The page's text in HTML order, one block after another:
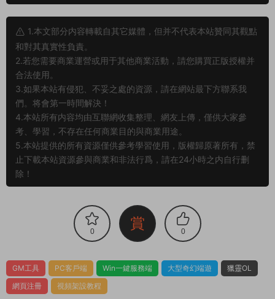
1.本文部分内容轉載自其它媒體，但并不代表本站贊同其觀點
和對其真實性負責。
2.若您需要商業運營或用于其他商業活動，請您購買正版授權并
合法使用。
3.如果本站有侵犯、不妥之處的資源，請在網站最下方聯系我
們。将會第一時間解決！
4.本站所有内容均由互聯網收集整理、網友上傳，僅供大家參
考、學習，不存在任何商業目的與商業用途。
5.本站提供的所有資源僅供參考學習使用，版權歸原著所有，禁
止下載本站資源參與商業和非法行爲，請在24小時之内自行删
除！
0 賞 0
GM工具 PC客戶端 Win一鍵服務端 大型奇幻端遊
獵靈OL
網頁注冊
視頻架設教程